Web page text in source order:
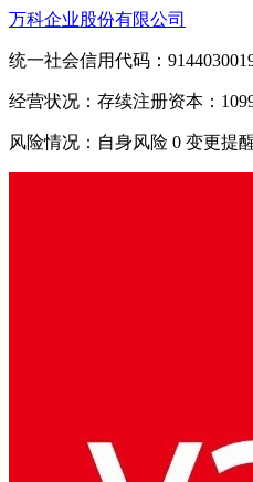
万科企业股份有限公司
统一社会信用代码：
经营状况：存续注册资本：
风险情况：自身风险 0 变更提